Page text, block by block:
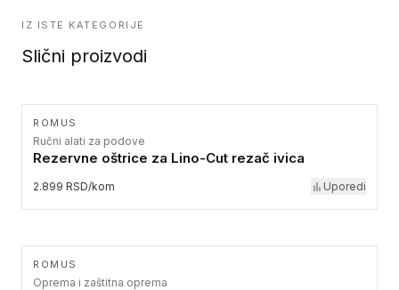
IZ ISTE KATEGORIJE
Slični proizvodi
ROMUS
Ručni alati za podove
Rezervne oštrice za Lino-Cut rezač ivica
2.899 RSD/kom Uporedi
ROMUS
Oprema i zaštitna oprema